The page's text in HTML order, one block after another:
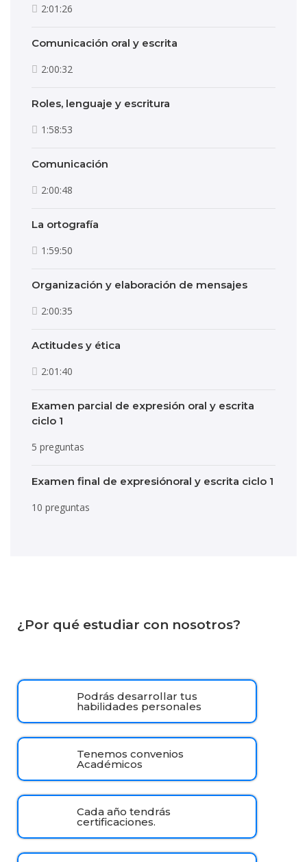
2:01:26
Comunicación oral y escrita
2:00:32
Roles, lenguaje y escritura
1:58:53
Comunicación
2:00:48
La ortografía
1:59:50
Organización y elaboración de mensajes
2:00:35
Actitudes y ética
2:01:40
Examen parcial de expresión oral y escrita
ciclo 1
5 preguntas
Examen final de expresiónoral y escrita ciclo 1
10 preguntas
¿Por qué estudiar con nosotros?
Podrás desarrollar tus
habilidades personales
Tenemos convenios
Académicos
Cada año tendrás
certificaciones.